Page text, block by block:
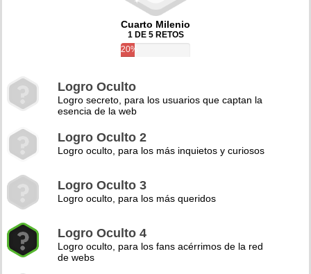
Cuarto Milenio
1 DE 5 RETOS
20%
Logro Oculto
Logro secreto, para los usuarios que captan la
esencia de la web
Logro Oculto 2
Logro oculto, para los más inquietos y curiosos
Logro Oculto 3
Logro oculto, para los más queridos
Logro Oculto 4
Logro oculto, para los fans acérrimos de la red
de webs